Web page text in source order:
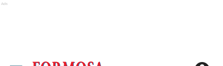
Ads